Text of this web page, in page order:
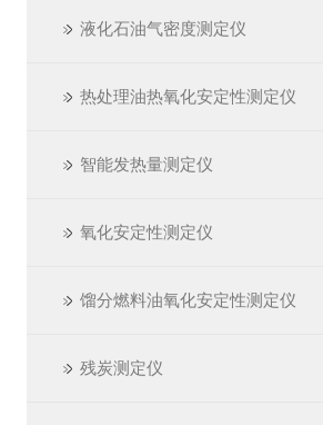
液化石油气密度测定仪
热处理油热氧化安定性测定仪
智能发热量测定仪
氧化安定性测定仪
馏分燃料油氧化安定性测定仪
残炭测定仪